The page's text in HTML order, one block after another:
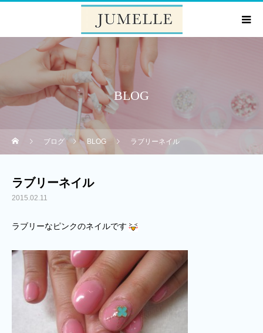
BLOG
ブログ BLOG ラブリーネイル
ラブリーネイル
2015.02.11
ラブリーなピンクのネイルです